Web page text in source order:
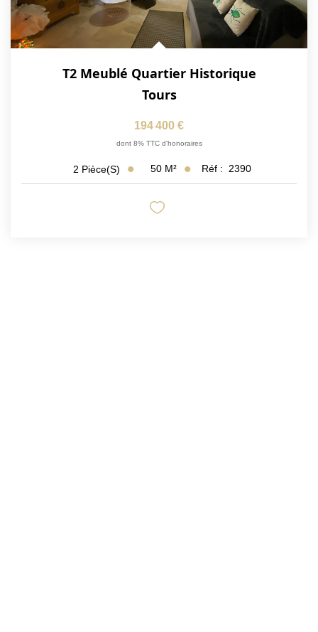
MON COMPTE
T2 Meublé Quartier Historique
Tours
194 400 €
dont 8% TTC d'honoraires
2 Pièce(s) 50 M² Réf : 2390